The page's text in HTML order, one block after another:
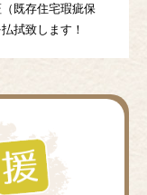
既存住宅瑕疵保
拭致します！